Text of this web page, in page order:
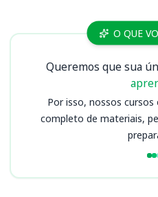
Cursos O QUE
Queremos que sua
Por isso, nossos
completo de materiais,